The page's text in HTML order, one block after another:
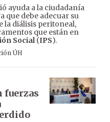
ayuda a la ciudadanía
que debe adecuar su
la diálisis peritoneal,
que están en
Social(IPS).
ÚH
fuerzas